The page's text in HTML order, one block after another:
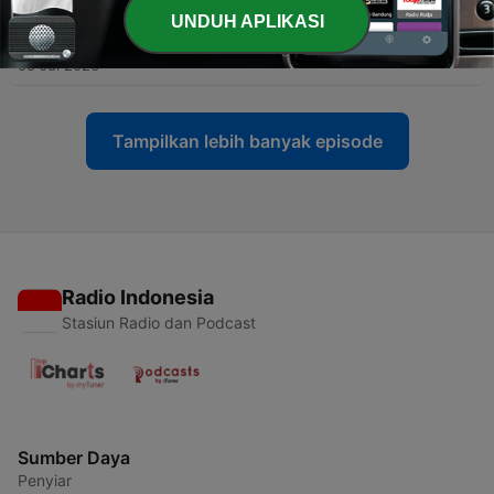
177 - Episode 1,253: Columbus Sevenstar (Part 5)
05 Jul 2026
Tampilkan lebih banyak episode
Radio Indonesia
Stasiun Radio dan Podcast
Sumber Daya
Penyiar
UNDUH APLIKASI